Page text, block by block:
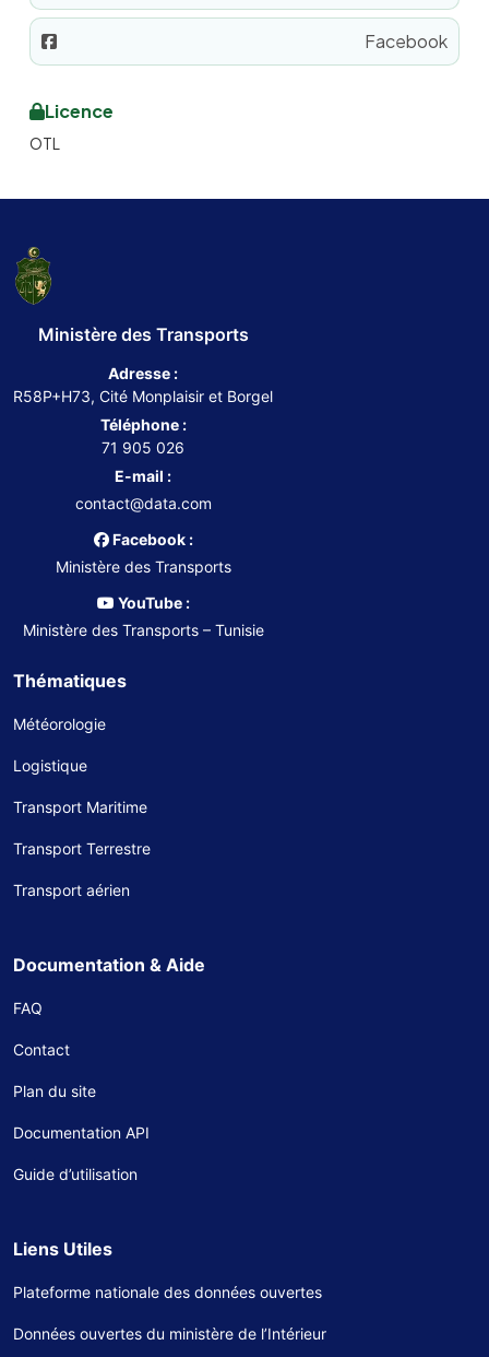
Facebook
Licence
OTL
Ministère des Transports
Adresse :
R58P+H73, Cité Monplaisir et Borgel
Téléphone :
71 905 026
E-mail :
contact@data.com
Facebook :
Ministère des Transports
YouTube :
Ministère des Transports – Tunisie
Thématiques
Météorologie
Logistique
Transport Maritime
Transport Terrestre
Transport aérien
Documentation & Aide
FAQ
Contact
Plan du site
Documentation API
Guide d’utilisation
Liens Utiles
Plateforme nationale des données ouvertes
Données ouvertes du ministère de l’Intérieur